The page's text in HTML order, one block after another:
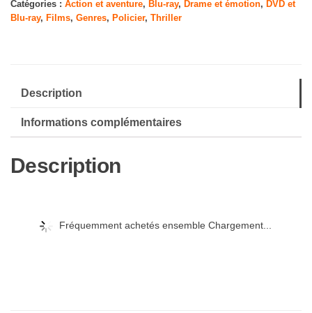
(Compte
Catégories : Action et aventure, Blu-ray, Drame et émotion, DVD et
Blu-ray, Films, Genres, Policier, Thriller
Description
Informations complémentaires
Description
Fréquemment achetés ensemble Chargement...